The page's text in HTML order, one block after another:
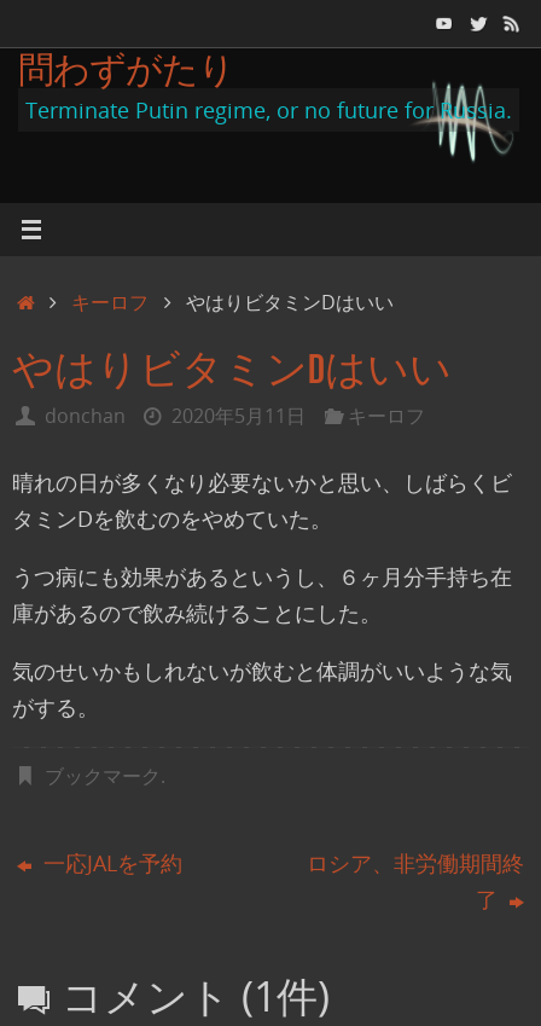
ン
ッ
問わずがたり
Terminate Putin regime, or no future for Russia.
ホ
ム
キーロフ やはりビタミンDはいい
やはりビタミンDはいい
donchan 2020年5月11日 キーロフ
晴れの日が多くなり必要ないかと思い、しばらくビ
タミンDを飲むのをやめていた。
うつ病にも効果があるというし、６ヶ月分手持ち在
庫があるので飲み続けることにした。
気のせいかもしれないが飲むと体調がいいような気
がする。
ブックマーク.
一応JALを予約
ロシア、非労働期間終
了
コメント (1件)